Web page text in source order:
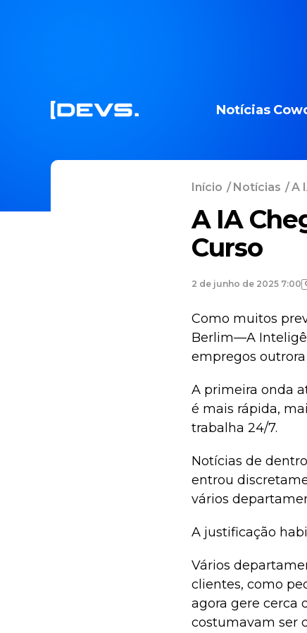
Notícias
Início /Notícias /A
A IA
Curso
2 de junho de 2025 7:00
Como muitos
Berlim—A
empregos
A primeira onda
é mais rápida,
trabalha 24/7.
Notícias de
entrou
vários
A justificação
Vários
clientes, como
agora gere cerca
costumavam ser